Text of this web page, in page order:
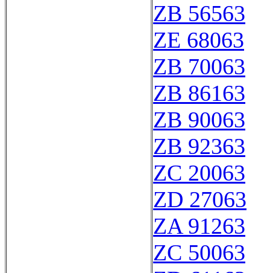
ZB 56563
ZE 68063
ZB 70063
ZB 86163
ZB 90063
ZB 92363
ZC 20063
ZD 27063
ZA 91263
ZC 50063